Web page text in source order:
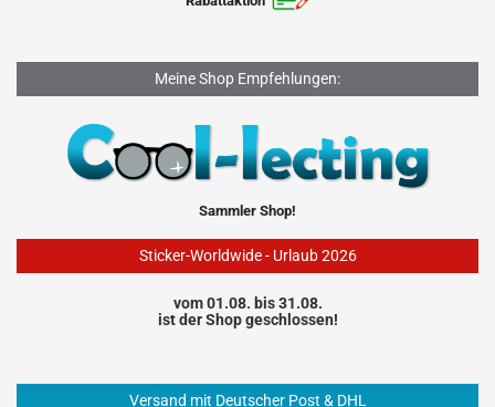
Meine Shop Empfehlungen:
Sammler Shop!
Sticker-Worldwide - Urlaub 2026
vom 01.08. bis 31.08.
ist der Shop geschlossen!
Versand mit Deutscher Post & DHL